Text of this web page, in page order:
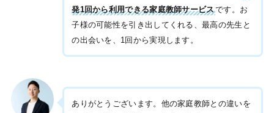
発1回から利用できる家庭教師サービスです。お
子様の可能性を引き出してくれる、最高の先生と
の出会いを、1回から実現します。
ありがとうございます。他の家庭教師との違いを